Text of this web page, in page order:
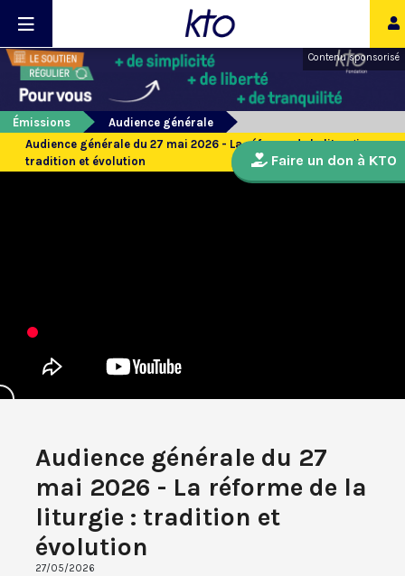
Contenu sponsorisé
Émissions
Audience générale
Audience générale du 27 mai 2026 - La réforme de la liturgie :
tradition et évolution
Audience générale du 27
mai 2026 - La réforme de la
liturgie : tradition et
évolution
27/05/2026
Faire un don à KTO